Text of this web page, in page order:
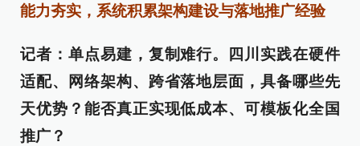
能力夯实，系统积累架构建设与落地推广经验
记者：单点易建，复制难行。四川实践在硬件
适配、网络架构、跨省落地层面，具备哪些先
天优势？能否真正实现低成本、可模板化全国
推广？